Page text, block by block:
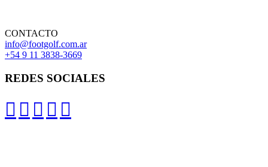
CONTACTO
info@footgolf.com.ar
+54 9 11 3838-3669
REDES SOCIALES